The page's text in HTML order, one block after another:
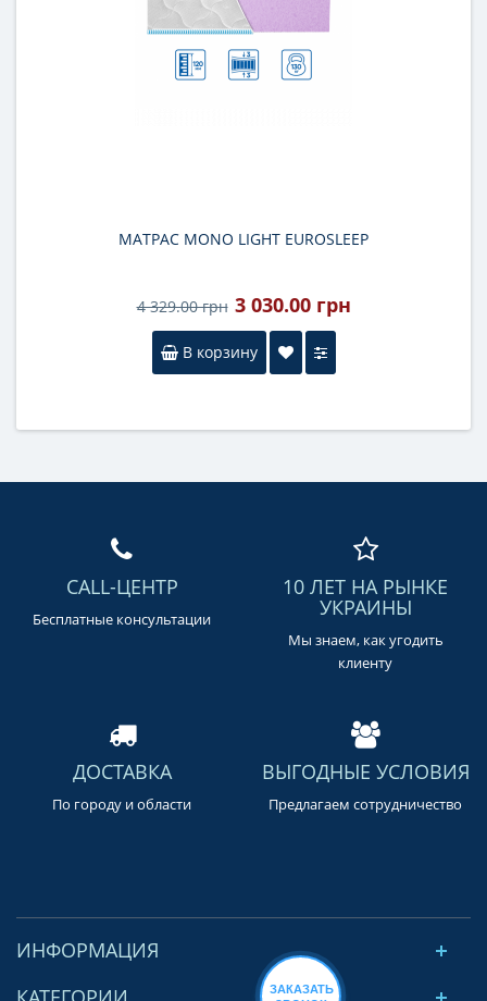
МАТРАС MONO LIGHT EUROSLEEP
4 329.00 грн 3 030.00 грн
В корзину
CALL-ЦЕНТР
Бесплатные консультации
10 ЛЕТ НА РЫНКЕ
УКРАИНЫ
Мы знаем, как угодить
клиенту
ДОСТАВКА
По городу и области
ВЫГОДНЫЕ УСЛОВИЯ
Предлагаем сотрудничество
ИНФОРМАЦИЯ
ЗАКАЗАТЬ